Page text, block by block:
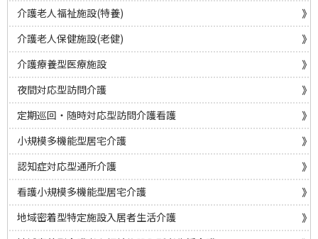
介護老人福祉施設(特養)
介護老人保健施設(老健)
介護療養型医療施設
夜間対応型訪問介護
定期巡回・随時対応型訪問介護看護
小規模多機能型居宅介護
認知症対応型通所介護
看護小規模多機能型居宅介護
地域密着型特定施設入居者生活介護